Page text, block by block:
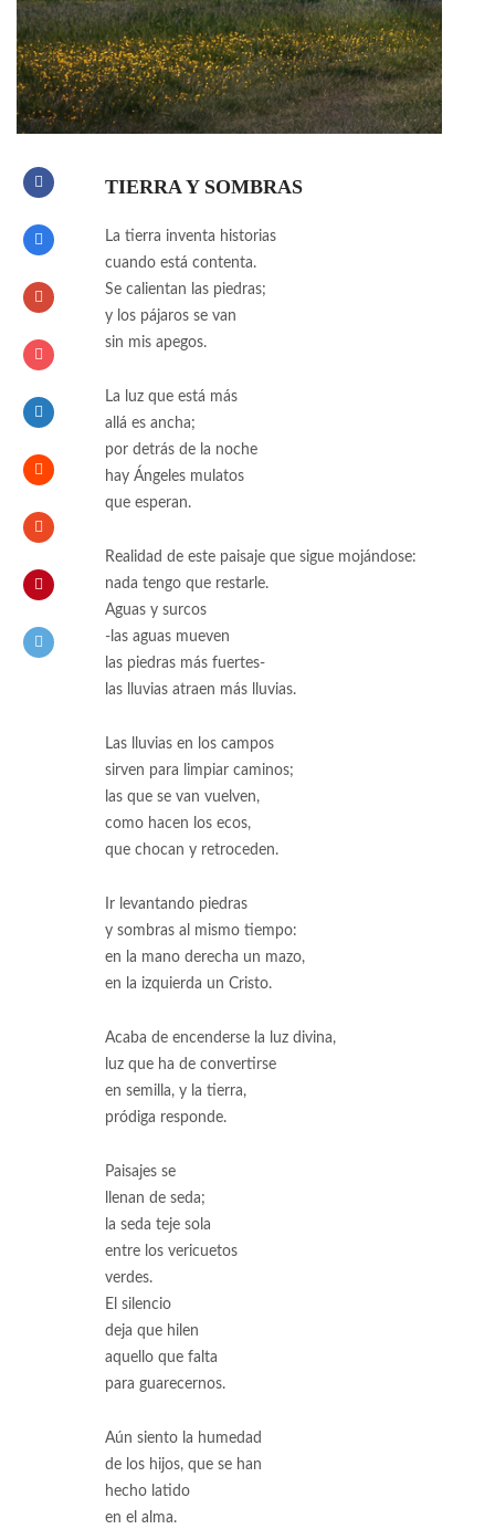
TIERRA Y SOMBRAS
La tierra inventa historias
cuando está contenta.
Se calientan las piedras;
y los pájaros se van
sin mis apegos.
La luz que está más
allá es ancha;
por detrás de la noche
hay Ángeles mulatos
que esperan.
Realidad de este paisaje que sigue mojándose:
nada tengo que restarle.
Aguas y surcos
-las aguas mueven
las piedras más fuertes-
las lluvias atraen más lluvias.
Las lluvias en los campos
sirven para limpiar caminos;
las que se van vuelven,
como hacen los ecos,
que chocan y retroceden.
Ir levantando piedras
y sombras al mismo tiempo:
en la mano derecha un mazo,
en la izquierda un Cristo.
Acaba de encenderse la luz divina,
luz que ha de convertirse
en semilla, y la tierra,
pródiga responde.
Paisajes se
llenan de seda;
la seda teje sola
entre los vericuetos
verdes.
El silencio
deja que hilen
aquello que falta
para guarecernos.
Aún siento la humedad
de los hijos, que se han
hecho latido
en el alma.